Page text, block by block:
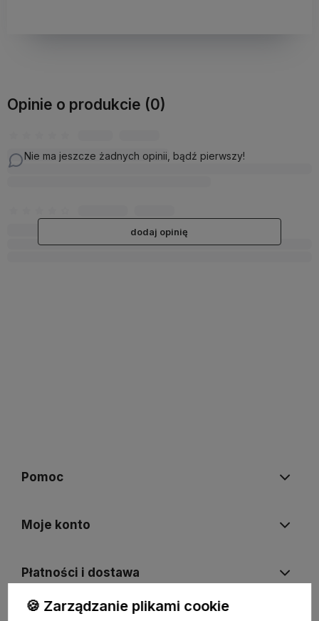
Opinie o produkcie (0)
Nie ma jeszcze żadnych opinii, bądź pierwszy!
dodaj opinię
Pomoc
Moje konto
Płatności i dostawa
🍪 Zarządzanie plikami cookie